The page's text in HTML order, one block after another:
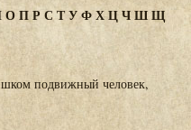
ОПР С ТУФХЦЧШЩ
подвижный человек,